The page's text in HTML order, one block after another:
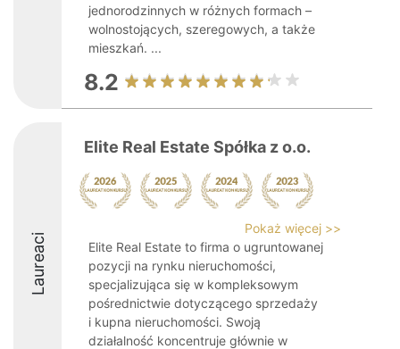
jednorodzinnych w różnych formach –
wolnostojących, szeregowych, a także
mieszkań. ...
8.2
Laureaci
Elite Real Estate Spółka z o.o.
Pokaż więcej >>
Elite Real Estate to firma o ugruntowanej
pozycji na rynku nieruchomości,
specjalizująca się w kompleksowym
pośrednictwie dotyczącego sprzedaży
i kupna nieruchomości. Swoją
działalność koncentruje głównie w